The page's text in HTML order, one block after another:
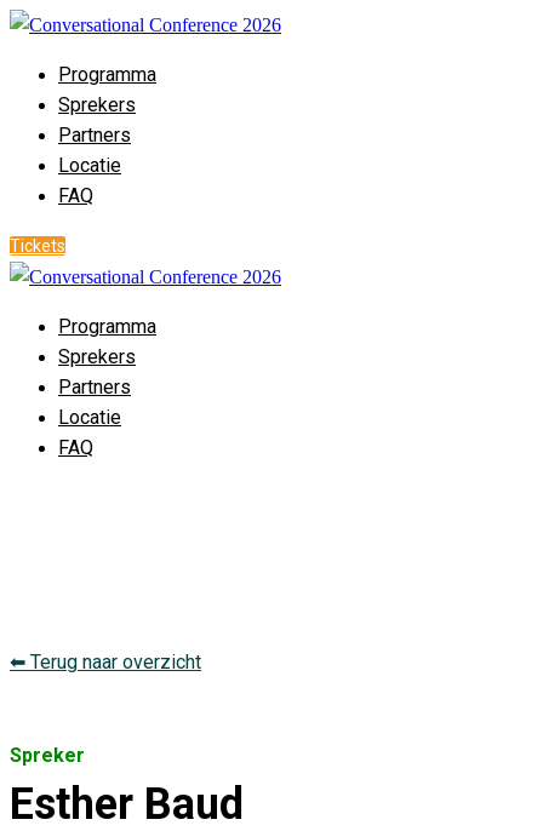
Programma
Sprekers
Partners
Locatie
FAQ
Tickets
Programma
Sprekers
Partners
Locatie
FAQ
⬅ Terug naar overzicht
Spreker
Esther Baud